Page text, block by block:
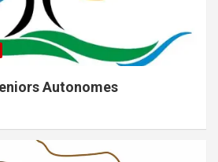
Autonomes